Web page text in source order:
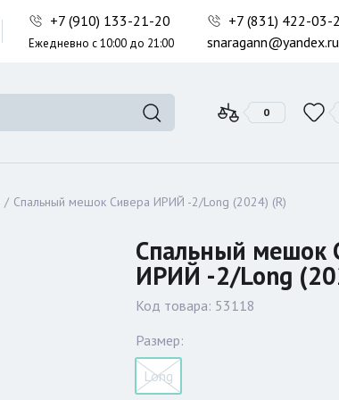
+7 (910) 133-21-20
Ежедневно с 10:00 до 21:00
+7 (831) 422-03-
snaragann@yandex.ru
0
Спальный мешок Сивера ИРИЙ -2/Long (2024) (R)
Спальный мешок
ИРИЙ -2/Long
Код товара: 53118
Размер:
Long